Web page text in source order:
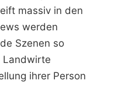
massiv in den
werden
Szenen so
Landwirte
ihrer Person